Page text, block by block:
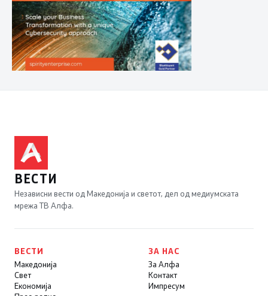
ВЕСТИ
Независни вести од Македонија и светот, дел од медиумската
мрежа ТВ Алфа.
ВЕСТИ
Македонија
Свет
Економија
ЗА НАС
За Алфа
Контакт
Импресум